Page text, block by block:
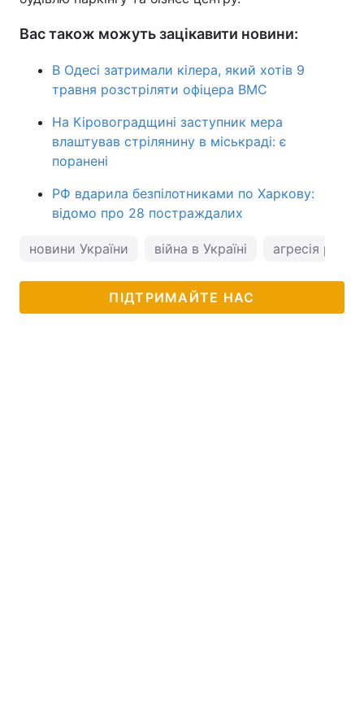
Вас також можуть зацікавити новини:
В Одесі затримали кілера, який хотів 9
травня розстріляти офіцера ВМС
На Кіровоградщині заступник мера
влаштував стрілянину в міськраді: є
поранені
РФ вдарила безпілотниками по Харкову:
відомо про 28 постраждалих
новини України війна в Україні агресія росії
ПІДТРИМАЙТЕ НАС